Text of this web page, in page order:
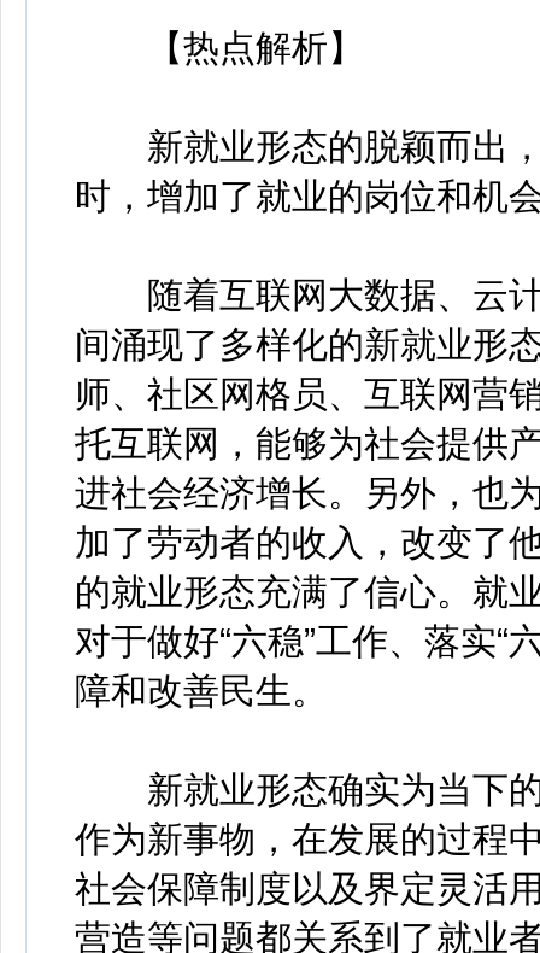
【热点解析】
新就业形态的脱颖而出，
时，增加了就业的岗位和机
随着互联网大数据、云计
间涌现了多样化的新就业形
师、社区网格员、互联网
托互联网，能够为社会提供
进社会经济增长。另外，也
加了劳动者的收入，改变了
的就业形态充满了信心。就
对于做好“六稳”工作、落实“
障和改善民生。
新就业形态确实为当下的
作为新事物，在发展的过程
社会保障制度以及界定灵活
营造等问题都关系到了就业